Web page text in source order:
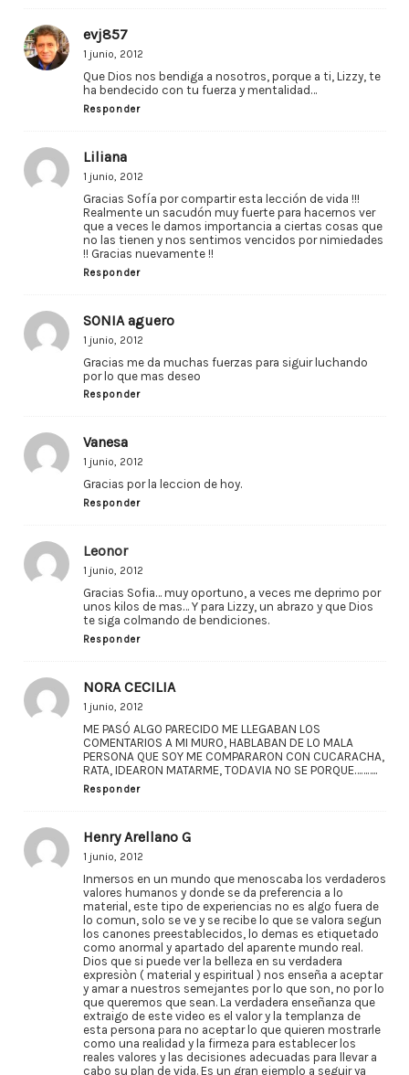
evj857
1 junio, 2012
Que Dios nos bendiga a nosotros, porque a ti, Lizzy, te
ha bendecido con tu fuerza y mentalidad…
Responder
Liliana
1 junio, 2012
Gracias Sofía por compartir esta lección de vida !!!
Realmente un sacudón muy fuerte para hacernos ver
que a veces le damos importancia a ciertas cosas que
no las tienen y nos sentimos vencidos por nimiedades
!! Gracias nuevamente !!
Responder
SONIA aguero
1 junio, 2012
Gracias me da muchas fuerzas para siguir luchando
por lo que mas deseo
Responder
Vanesa
1 junio, 2012
Gracias por la leccion de hoy.
Responder
Leonor
1 junio, 2012
Gracias Sofia… muy oportuno, a veces me deprimo por
unos kilos de mas… Y para Lizzy, un abrazo y que Dios
te siga colmando de bendiciones.
Responder
NORA CECILIA
1 junio, 2012
ME PASÓ ALGO PARECIDO ME LLEGABAN LOS
COMENTARIOS A MI MURO, HABLABAN DE LO MALA
PERSONA QUE SOY ME COMPARARON CON CUCARACHA,
RATA, IDEARON MATARME, TODAVIA NO SE PORQUE………..
Responder
Henry Arellano G
1 junio, 2012
Inmersos en un mundo que menoscaba los verdaderos
valores humanos y donde se da preferencia a lo
material, este tipo de experiencias no es algo fuera de
lo comun, solo se ve y se recibe lo que se valora segun
los canones preestablecidos, lo demas es etiquetado
como anormal y apartado del aparente mundo real.
Dios que si puede ver la belleza en su verdadera
expresiòn ( material y espiritual ) nos enseña a aceptar
y amar a nuestros semejantes por lo que son, no por lo
que queremos que sean. La verdadera enseñanza que
extraigo de este video es el valor y la templanza de
esta persona para no aceptar lo que quieren mostrarle
como una realidad y la firmeza para establecer los
reales valores y las decisiones adecuadas para llevar a
cabo su plan de vida. Es un gran ejemplo a seguir ya